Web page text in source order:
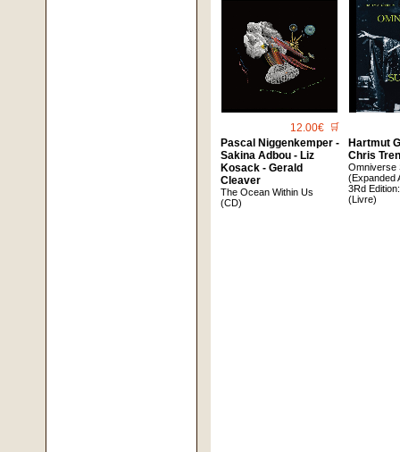
12.00€ 🛒
Pascal Niggenkemper -
Sakina Adbou - Liz
Kosack - Gerald
Cleaver
The Ocean Within Us
(CD)
Hartmut
Chris
Omniverse
(Expanded
3Rd
(Livre)